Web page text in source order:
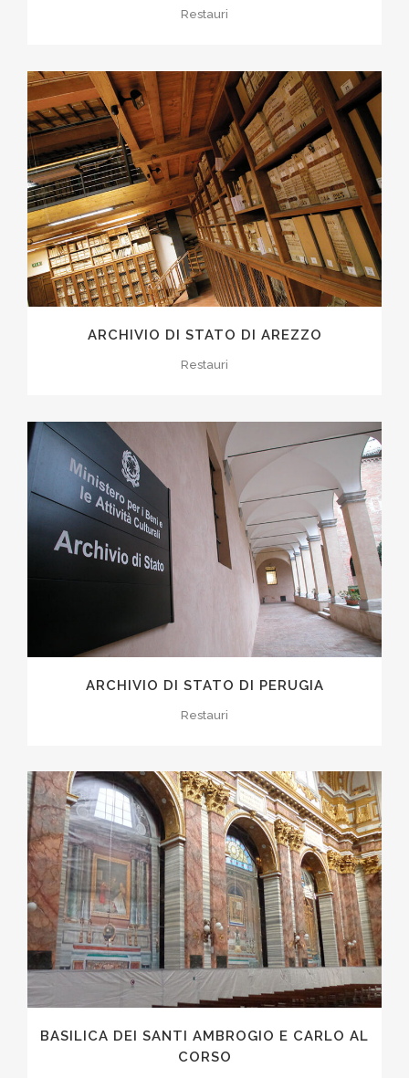
Restauri
ARCHIVIO DI STATO DI AREZZO
Restauri
ARCHIVIO DI STATO DI PERUGIA
Restauri
BASILICA DEI SANTI AMBROGIO E CARLO AL
CORSO